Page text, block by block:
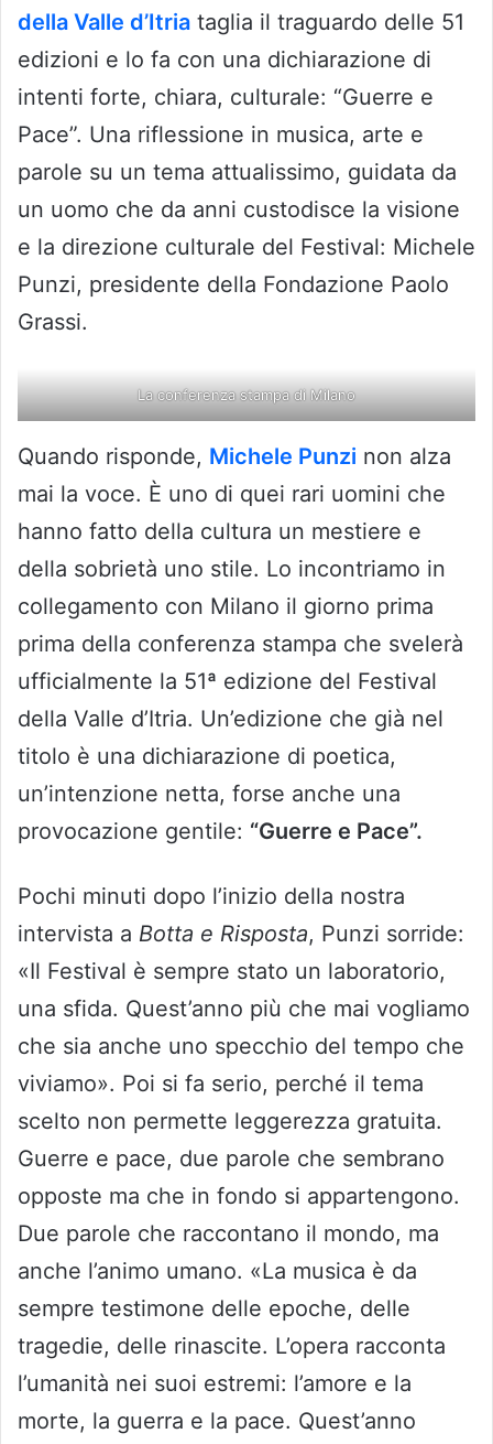
della Valle d’Itria taglia il traguardo delle 51
edizioni e lo fa con una dichiarazione di
intenti forte, chiara, culturale: “Guerre e
Pace”. Una riflessione in musica, arte e
parole su un tema attualissimo, guidata da
un uomo che da anni custodisce la visione
e la direzione culturale del Festival: Michele
Punzi, presidente della Fondazione Paolo
Grassi.
La conferenza stampa di Milano
Quando risponde, Michele Punzi non alza
mai la voce. È uno di quei rari uomini che
hanno fatto della cultura un mestiere e
della sobrietà uno stile. Lo incontriamo in
collegamento con Milano il giorno prima
prima della conferenza stampa che svelerà
ufficialmente la 51ª edizione del Festival
della Valle d’Itria. Un’edizione che già nel
titolo è una dichiarazione di poetica,
un’intenzione netta, forse anche una
provocazione gentile: “Guerre e Pace”.
Pochi minuti dopo l’inizio della nostra
intervista a Botta e Risposta, Punzi sorride:
«Il Festival è sempre stato un laboratorio,
una sfida. Quest’anno più che mai vogliamo
che sia anche uno specchio del tempo che
viviamo». Poi si fa serio, perché il tema
scelto non permette leggerezza gratuita.
Guerre e pace, due parole che sembrano
opposte ma che in fondo si appartengono.
Due parole che raccontano il mondo, ma
anche l’animo umano. «La musica è da
sempre testimone delle epoche, delle
tragedie, delle rinascite. L’opera racconta
l’umanità nei suoi estremi: l’amore e la
morte, la guerra e la pace. Quest’anno